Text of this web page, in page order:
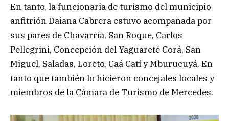
En tanto, la funcionaria de turismo del municipio
anfitrión Daiana Cabrera estuvo acompañada por
sus pares de Chavarría, San Roque, Carlos
Pellegrini, Concepción del Yaguareté Corá, San
Miguel, Saladas, Loreto, Caá Catí y Mburucuyá. En
tanto que también lo hicieron concejales locales y
miembros de la Cámara de Turismo de Mercedes.